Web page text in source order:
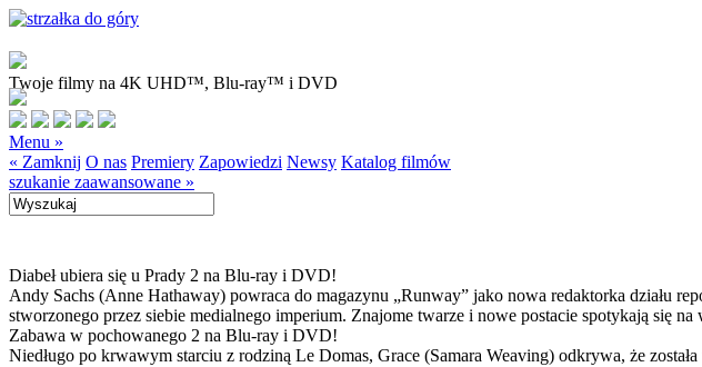
Twoje filmy na 4K UHD™, Blu-ray™ i DVD
Menu »
« Zamknij O nas Premiery Zapowiedzi Newsy Katalog filmów
szukanie zaawansowane »
Diabeł ubiera się u Prady 2 na Blu-ray i DVD!
Andy Sachs (Anne Hathaway) powraca do magazynu „Runway” jako nowa redaktorka działu
stworzonego przez siebie medialnego imperium. Znajome twarze i nowe postacie spotykają się
Zabawa w pochowanego 2 na Blu-ray i DVD!
Niedługo po krwawym starciu z rodziną Le Domas, Grace (Samara Weaving) odkrywa, że